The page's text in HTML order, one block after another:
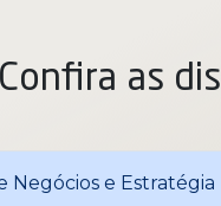
Confira as
e Estratégia